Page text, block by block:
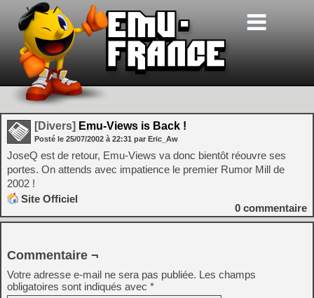
[Divers] Emu-Views is Back !
Posté le 25/07/2002 à 22:31 par Eric_Aw
JoseQ est de retour, Emu-Views va donc bientôt réouvre ses
portes. On attends avec impatience le premier Rumor Mill de
2002 !
Site Officiel
0 commentaire
Commentaire ¬
Votre adresse e-mail ne sera pas publiée. Les champs
obligatoires sont indiqués avec *